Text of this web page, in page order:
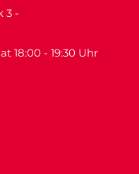
3 -
18:00 - 19:30 Uhr